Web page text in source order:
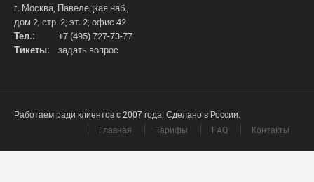
г. Москва, Павелецкая наб.,
дом 2, стр. 2, эт. 2, офис 42
Тел.:
+7 (495) 727-73-77
Тикеты:
задать вопрос
Работаем ради клиентов с 2007 года. Сделано в России.
Главная
Тарифы FAQ Контакты